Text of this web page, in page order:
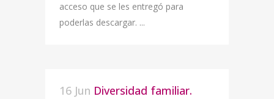
acceso que se les entregó para
poderlas descargar. ...
16 Jun Diversidad familiar.